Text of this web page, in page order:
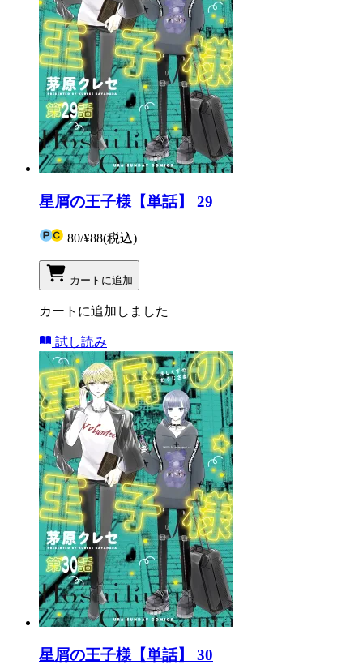
星屑の王子様【単話】 29
80/¥88(税込)
カートに追加
カートに追加しました
試し読み
星屑の王子様【単話】 30